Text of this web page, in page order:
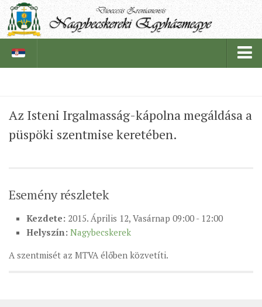
PÜSPÖK
TÖRTÉNELEM
LELKIPÁSZTOROK
SZERZETESRENDEK
IN MEMORIAM
PLÉBÁNIÁK
Az Isteni Irgalmasság-kápolna megáldása a
püspöki szentmise keretében.
Esemény részletek
Kezdete: 2015. Április 12, Vasárnap 09:00 - 12:00
Helyszín: Nagybecskerek
A szentmisét az MTVA élőben közvetíti.